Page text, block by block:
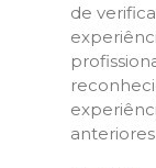
de
anteriores.